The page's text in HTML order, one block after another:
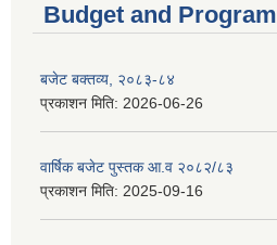
Budget and Program
बजेट बक्तव्य, २०८३-८४
प्रकाशन मिति: 2026-06-26
वार्षिक बजेट पुस्तक आ.व २०८२/८३
प्रकाशन मिति: 2025-09-16